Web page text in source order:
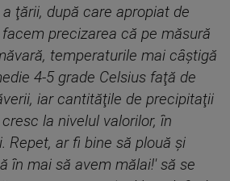
ţării, după care apropiat de
precizarea că pe măsură
temperaturile mai câştigă
4-5 grade Celsius faţă de
iar cantităţile de precipitaţii
la nivelul valorilor, în
Repet, ar fi bine să plouă şi
în mai să avem mălai!' să se